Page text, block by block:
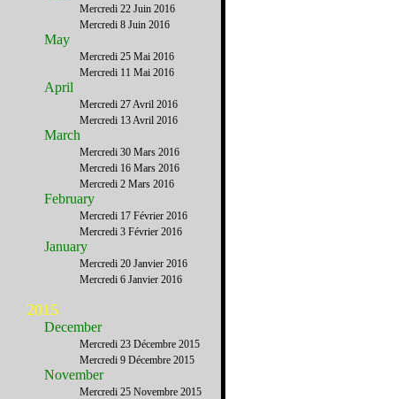
Mercredi 22 Juin 2016
Mercredi 8 Juin 2016
May
Mercredi 25 Mai 2016
Mercredi 11 Mai 2016
April
Mercredi 27 Avril 2016
Mercredi 13 Avril 2016
March
Mercredi 30 Mars 2016
Mercredi 16 Mars 2016
Mercredi 2 Mars 2016
February
Mercredi 17 Février 2016
Mercredi 3 Février 2016
January
Mercredi 20 Janvier 2016
Mercredi 6 Janvier 2016
2015
December
Mercredi 23 Décembre 2015
Mercredi 9 Décembre 2015
November
Mercredi 25 Novembre 2015